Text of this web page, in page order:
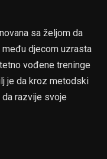
sa željom da
djecom uzrasta
vođene treninge
je da kroz metodski
razvije svoje